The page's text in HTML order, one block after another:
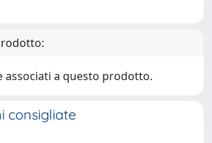
associati a questo prodotto.
consigliate